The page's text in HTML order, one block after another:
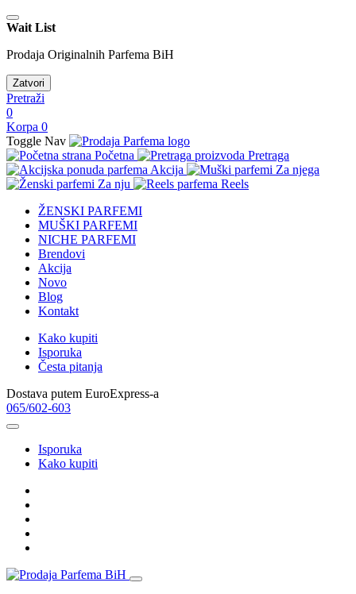
Wait List
Prodaja Originalnih Parfema BiH
Zatvori
Pretraži
0
Korpa 0
Toggle Nav
Početna
Pretraga
Akcija
Za njega
Za nju
Reels
ŽENSKI PARFEMI
MUŠKI PARFEMI
NICHE PARFEMI
Brendovi
Akcija
Novo
Blog
Kontakt
Kako kupiti
Isporuka
Česta pitanja
Dostava putem EuroExpress-a
065/602-603
Isporuka
Kako kupiti